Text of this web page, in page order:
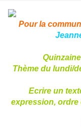
Pour la
Thème du lundi/
Ecrire un
expression, ordre